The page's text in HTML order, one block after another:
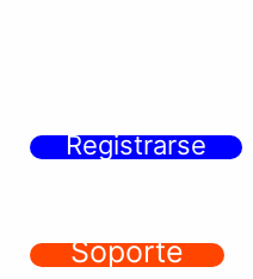
Registrarse
Soporte